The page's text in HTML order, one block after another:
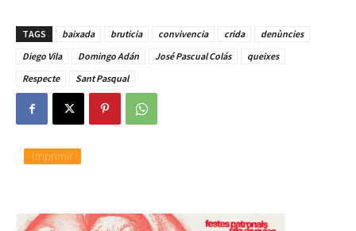
TAGS baixada bruticia convivencia crida
denùncies
Diego Vila
Domingo Adán José Pascual Colás
queixes
Respecte
Sant Pasqual
Imprimir